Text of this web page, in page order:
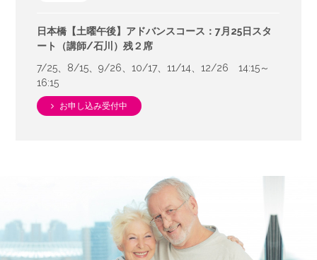
日本橋【土曜午後】アドバンスコース：7月25日スタ
ート（講師/石川）残２席
7/25、8/15、9/26、10/17、11/14、12/26 14:15～
16:15
お申し込み受付中